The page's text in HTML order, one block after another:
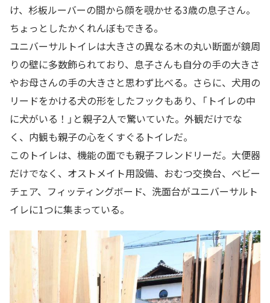
け、杉板ルーバーの間から顔を覗かせる3歳の息子さん。
ちょっとしたかくれんぼもできる。
ユニバーサルトイレは大きさの異なる木の丸い断面が鏡周
りの壁に多数飾られており、息子さんも自分の手の大きさ
やお母さんの手の大きさと思わず比べる。さらに、犬用の
リードをかける犬の形をしたフックもあり、「トイレの中
に犬がいる！」と親子2人で驚いていた。外観だけでな
く、内観も親子の心をくすぐるトイレだ。
このトイレは、機能の面でも親子フレンドリーだ。大便器
だけでなく、オストメイト用設備、おむつ交換台、ベビー
チェア、フィッティングボード、洗面台がユニバーサルト
イレに1つに集まっている。